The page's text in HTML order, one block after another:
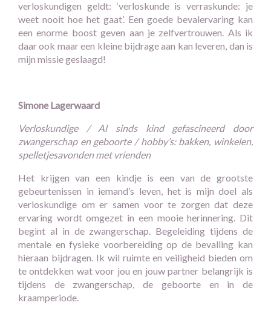
verloskundigen geldt: ‘verloskunde is verraskunde: je
weet nooit hoe het gaat’. Een goede bevalervaring kan
een enorme boost geven aan je zelfvertrouwen. Als ik
daar ook maar een kleine bijdrage aan kan leveren, dan is
mijn missie geslaagd!
Simone Lagerwaard
Verloskundige / Al sinds kind gefascineerd door
zwangerschap en geboorte / hobby’s: bakken, winkelen,
spelletjesavonden met vrienden
Het krijgen van een kindje is een van de grootste
gebeurtenissen in iemand’s leven, het is mijn doel als
verloskundige om er samen voor te zorgen dat deze
ervaring wordt omgezet in een mooie herinnering. Dit
begint al in de zwangerschap. Begeleiding tijdens de
mentale en fysieke voorbereiding op de bevalling kan
hieraan bijdragen. Ik wil ruimte en veiligheid bieden om
te ontdekken wat voor jou en jouw partner belangrijk is
tijdens de zwangerschap, de geboorte en in de
kraamperiode.